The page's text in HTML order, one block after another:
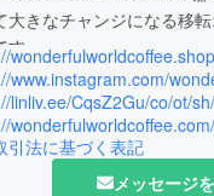
大きなチャンジになる移
。
素晴らしい生産者から届い
個々の豆が持つ素敵な味わ
て、世界中の人たちにお気
ようなお店であり続けてい
www.instagram.com/
linliv.ee/CqsZ2Gu/co/ot/
wonderfulworldcoffee.com/
引法に基づく表記
メッセージ